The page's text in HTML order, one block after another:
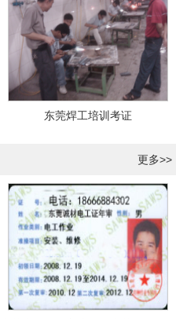
东莞焊工培训考证
更多>>